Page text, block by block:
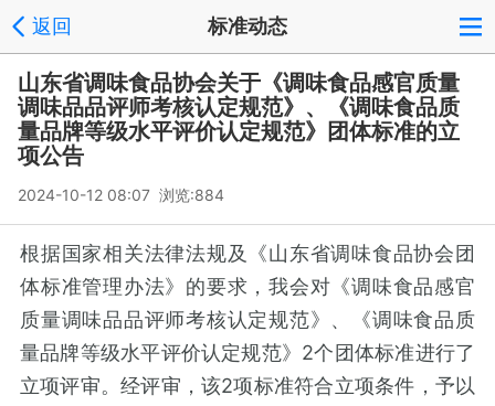
返回 标准动态
山东省调味食品协会关于《调味食品感官质量
调味品品评师考核认定规范》、《调味食品质
量品牌等级水平评价认定规范》团体标准的立
项公告
2024-10-12 08:07 浏览:884
根据国家相关法律法规及《山东省调味食品协会团
体标准管理办法》的要求，我会对《调味食品感官
质量调味品品评师考核认定规范》、《调味食品质
量品牌等级水平评价认定规范》2个团体标准进行了
立项评审。经评审，该2项标准符合立项条件，予以